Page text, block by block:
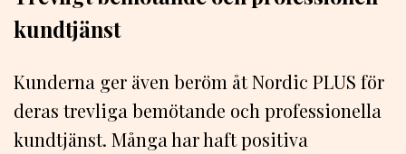
kundtjänst
Kunderna ger även beröm åt Nordic PLUS för
deras trevliga bemötande och professionella
kundtjänst. Många har haft positiva